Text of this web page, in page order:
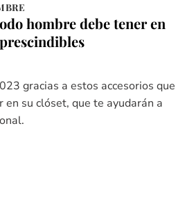
hombre debe tener en
gracias a estos accesorios que
su clóset, que te ayudarán a